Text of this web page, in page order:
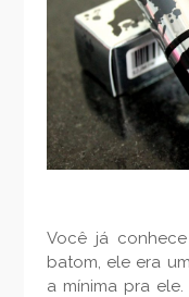
Você já
batom, ele era
a mínima pra